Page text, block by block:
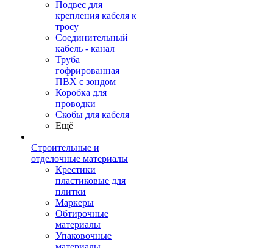
Подвес для
крепления кабеля к
тросу
Соединительный
кабель - канал
Труба
гофрированная
ПВХ с зондом
Коробка для
проводки
Скобы для кабеля
Ещё
Строительные и
отделочные материалы
Крестики
пластиковые для
плитки
Маркеры
Обтирочные
материалы
Упаковочные